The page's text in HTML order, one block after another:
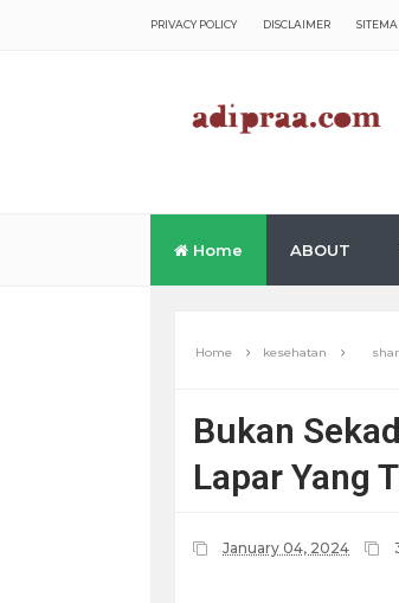
PRIVACY POLICY DISCLAIMER
Home ABOUT
Home kesehatan
Bukan
Lapar Yang
January 04, 2024